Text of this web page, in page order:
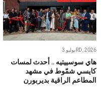
يوليو 3RD, 2026
هاي سوسييتيه .. أحدث لمسات
كايسي شمّوط في مشهد
المطاعم الراقية بديربورن